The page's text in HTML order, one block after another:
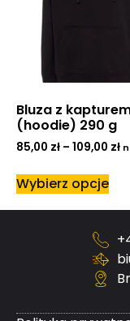
Bluza z
(hoodie) 290 g
85,00 zł – 109,00 zł
Wybierz opcje